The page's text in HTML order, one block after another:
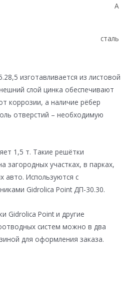
A
сталь
изготавливается из листовой
слой цинка обеспечивают
коррозии, а наличие рёбер
отверстий – необходимую
1,5 т. Такие решётки
загородных участках, в парках,
авто. Используются с
Gidrolica Point ДП-30.30.
Gidrolica Point и другие
систем можно в два
для оформления заказа.